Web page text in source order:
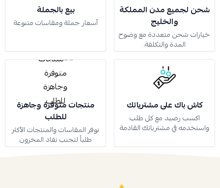
شحن لجميع مدن المملكة
والخليج
خيارات شحن متعددة مع وضوح
المدة والتكلفة.
بيع بالجملة
أسعار جملة ومقاسات متنوعة
كاش باك على مشترياتك
اكسب رصيد مع كل طلب
واستخدمه في مشترياتك القادمة
منتجات متوفرة وجاهزة
للطلب
نوفر المقاسات والمنتجات الأكثر
طلباً لتجنب نفاد المخزون